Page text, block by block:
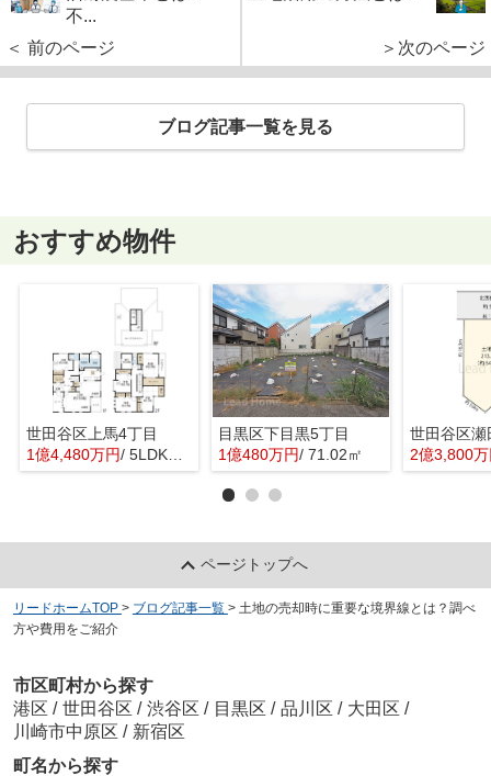
不...
＜ 前のページ
＞次のページ
ブログ記事一覧を見る
おすすめ物件
世田谷区上馬4丁目
1億4,480万円/ 5LDK＋1S(納戸)
目黒区下目黒5丁目
1億480万円/ 71.02㎡
世田谷区瀬
2億3,800
ページトップへ
リードホームTOP > ブログ記事一覧 > 土地の売却時に重要な境界線とは？調べ
方や費用をご紹介
市区町村から探す
港区 / 世田谷区 / 渋谷区 / 目黒区 / 品川区 / 大田区 /
川崎市中原区 / 新宿区
町名から探す